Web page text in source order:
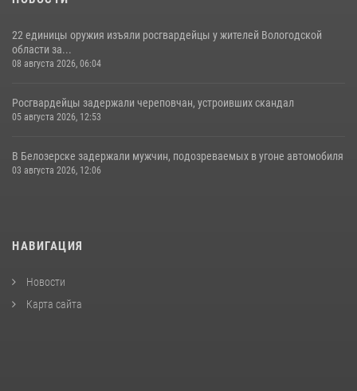
22 единицы оружия изъяли росгвардейцы у жителей Вологодской
области за...
08 августа 2026, 06:04
Росгвардейцы задержали череповчан, устроивших скандал
05 августа 2026, 12:53
В Белозерске задержали мужчин, подозреваемых в угоне автомобиля
03 августа 2026, 12:06
НАВИГАЦИЯ
Новости
Карта сайта